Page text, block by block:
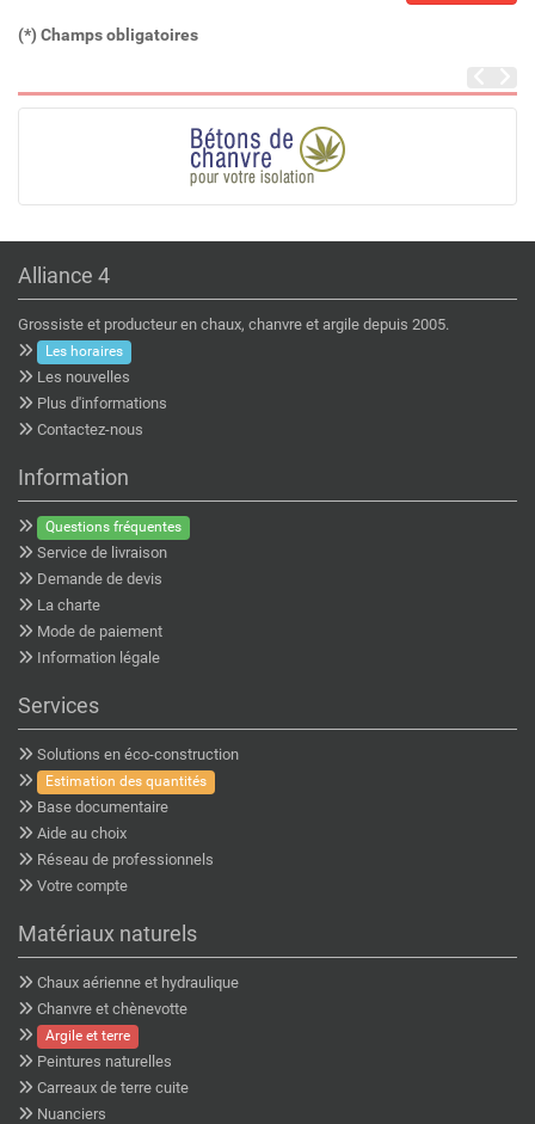
(*) Champs obligatoires
Alliance 4
Grossiste et producteur en chaux, chanvre et argile depuis 2005.
Les horaires
Les nouvelles
Plus d'informations
Contactez-nous
Information
Questions fréquentes
Service de livraison
Demande de devis
La charte
Mode de paiement
Information légale
Services
Solutions en éco-construction
Estimation des quantités
Base documentaire
Aide au choix
Réseau de professionnels
Votre compte
Matériaux naturels
Chaux aérienne et hydraulique
Chanvre et chènevotte
Argile et terre
Peintures naturelles
Carreaux de terre cuite
Nuanciers